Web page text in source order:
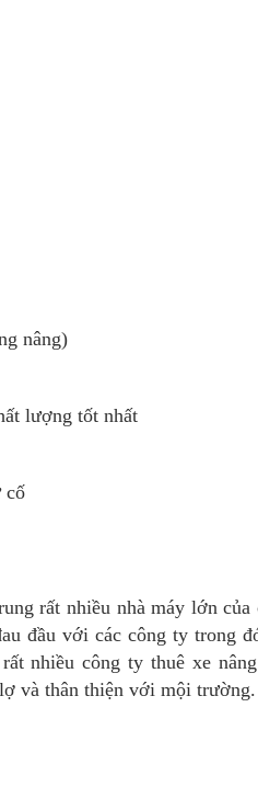
nâng)
lượng tốt nhất
cố
rất nhiều nhà máy lớn
đầu với các công ty trong
nhiều công ty thuê xe
và thân thiện với mội trường.